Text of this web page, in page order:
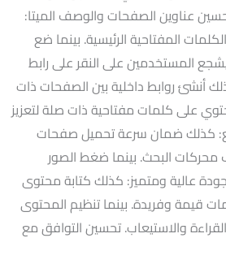
عناوين الصفحات والوصف الميتا:
المفتاحية الرئيسية. بينما ضع
المستخدمين على النقر على رابط
أنشئ روابط داخلية بين الصفحات ذات
على كلمات مفتاحية ذات صلة لتعزيز
كذلك ضمان سرعة تحميل صفحات
البحث. بينما ضغط الصور
عالية ومتميز: كذلك كتابة محتوى
قيمة وفريدة. بينما تنظيم المحتوى
والاستيعاب. تحسين التوافق مع